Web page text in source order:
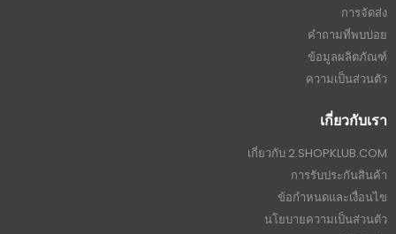
การจัดส่ง
คำถามที่พบบ่อย
ข้อมูลผลิตภัณฑ์
ความเป็นส่วนตัว
เกี่ยวกับเรา
เกี่ยวกับ 2.SHOPKLUB.COM
การรับประกันสินค้า
ข้อกำหนดและเงื่อนไข
นโยบายความเป็นส่วนตัว